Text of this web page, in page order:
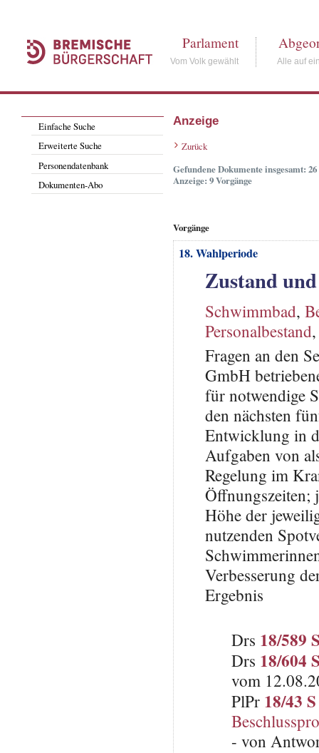
Parlament
Vom Volk gewählt Alle auf
Einfache Suche
Erweiterte Suche
Personendatenbank
Dokumenten-Abo
Anzeige
Zurück
Gefundene Dokumente insgesamt: 26
Anzeige: 9 Vorgänge
Vorgänge
18. Wahlperiode
Zustand
Schwimmbad,
Personalbestand
Fragen an den
GmbH
für notwendige
den nächsten
Entwicklung in
Aufgaben von
Regelung im
Öffnungszeiten;
Höhe der
nutzenden
Verbesserung
Ergebnis
Drs 18/589
Drs 18/604
vom
PlPr 18/43 S
- von